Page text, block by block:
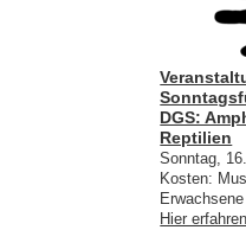
DGS:
Reptilien
Sonntag,
Kosten:
Hier